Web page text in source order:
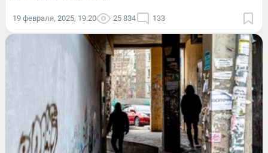
19 февраля, 2025, 19:20 25 834 133